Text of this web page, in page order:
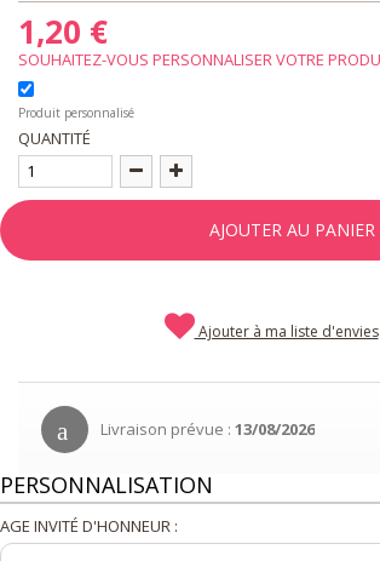
1,20 €
Produit personnalisé
QUANTITÉ
AJOUTER AU PANIER
Ajouter à ma liste d'envies
Livraison prévue : 13/08/2026
PERSONNALISATION
AGE INVITÉ D'HONNEUR :